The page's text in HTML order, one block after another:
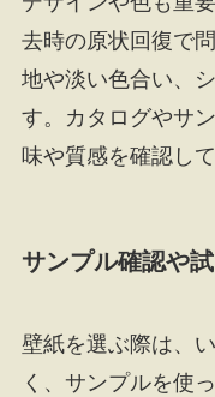
去時の原状回復で
地や淡い色合い、
す。カタログやサ
味や質感を確認し
サンプル確認や
壁紙を選ぶ際は、
く、サンプルを使